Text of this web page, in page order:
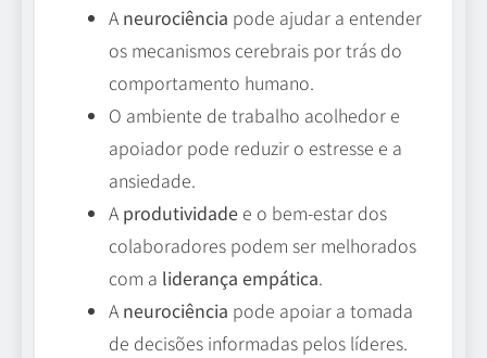
A neurociência pode ajudar a entender
os mecanismos cerebrais por trás do
comportamento humano.
O ambiente de trabalho acolhedor e
apoiador pode reduzir o estresse e a
ansiedade.
A produtividade e o bem-estar dos
colaboradores podem ser melhorados
com a liderança empática.
A neurociência pode apoiar a tomada
de decisões informadas pelos líderes.